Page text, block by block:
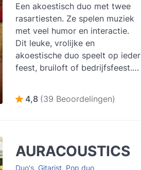
Een akoestisch duo met twee
rasartiesten. Ze spelen muziek
met veel humor en interactie.
Dit leuke, vrolijke en
akoestische duo speelt op ieder
feest, bruiloft of bedrijfsfeest.
4,8 (39 Beoordelingen)
AURACOUSTICS
Duo's, Gitarist, Pop duo